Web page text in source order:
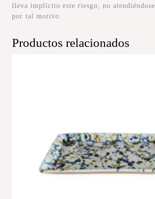
lleva implícito este riesgo, no
por tal motivo.
Productos relacionados